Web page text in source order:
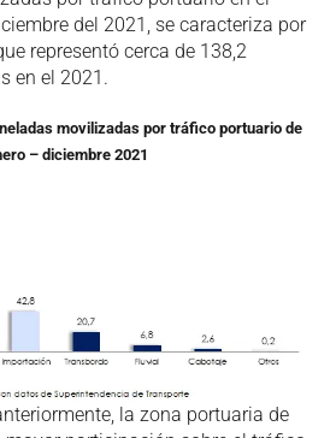
del 2021, se caracteriza por
representó cerca de 138,2
en el 2021.
movilizadas por tráfico portuario de
– diciembre 2021
la zona portuaria de